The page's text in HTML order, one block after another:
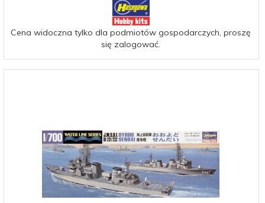
Cena widoczna tylko dla podmiotów gospodarczych, proszę
się zalogować.